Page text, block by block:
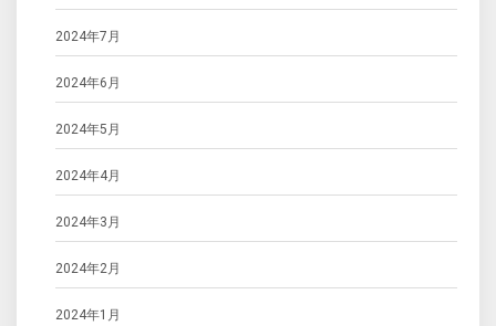
2024年7月
2024年6月
2024年5月
2024年4月
2024年3月
2024年2月
2024年1月